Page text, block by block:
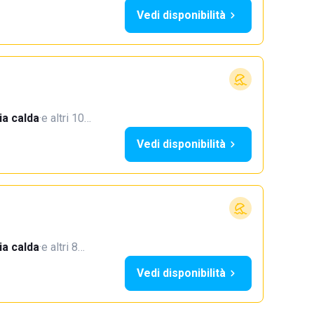
Vedi disponibilità
calda·e altri 10…
Vedi disponibilità
calda·e altri 8…
Vedi disponibilità